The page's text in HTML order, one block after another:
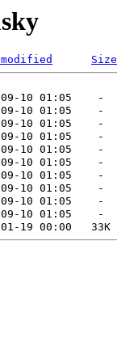
Size